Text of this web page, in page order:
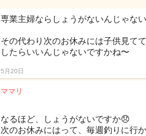
専業主婦ならしょうがないんじゃな
その代わり次のお休みには子供見て
したらいいんじゃないですかね〜
5月20日
ママリ
なるほど、しょうがないですか😞
次のお休みにはって、毎週釣りに行